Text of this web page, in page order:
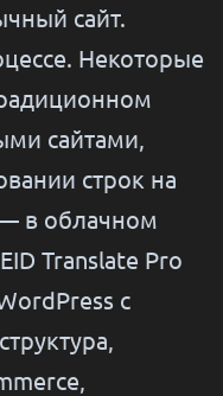
сайт.
Некоторые
сайтами,
строк на
в облачном
Translate Pro
с